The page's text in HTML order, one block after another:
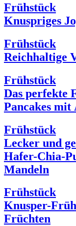
Frühstück
Knuspriges
Frühstück
Reichhaltige
Frühstück
Das perfekte
Pancakes mit
Frühstück
Lecker und
Hafer-Chia-
Mandeln
Frühstück
Knusper-
Früchten